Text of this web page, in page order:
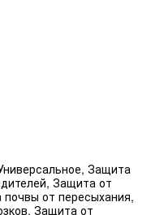
Защита
Защита от
от пересыхания,
Защита от